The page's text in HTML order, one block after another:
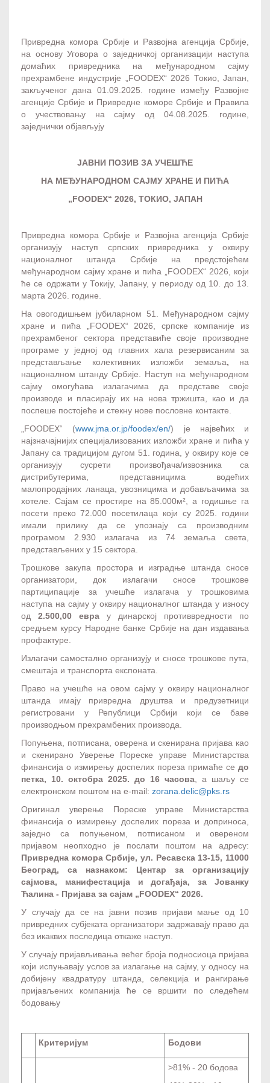
Привредна комора Србије и Развојна агенција Србије,
на основу Уговора о заједничкој организацији наступа
домаћих привредника на међународном сајму
прехрамбене индустрије „FOODEX“ 2026 Токио, Јапан,
закљученог дана 01.09.2025. године између Развојне
агенције Србије и Привредне коморе Србије и Правила
о учествовању на сајму од 04.08.2025. године,
заједнички објављују
ЈАВНИ ПОЗИВ ЗА УЧЕШЋЕ
НА МЕЂУНАРОДНОМ САЈМУ ХРАНЕ И ПИЋА
„FOODEX“ 2026, ТОКИО, ЈАПАН
Привредна комора Србије и Развојна агенција Србије
организују наступ српских привредника у оквиру
националног штанда Србије на предстојећем
међународном сајму хране и пића „FOODEX“ 2026, који
ће се одржати у Токију, Јапану, у периоду од 10. до 13.
марта 2026. године.
На овогодишњем јубиларном 51. Међународном сајму
хране и пића „FOODEX“ 2026, српске компаније из
прехрамбеног сектора представиће своје производне
програме у једној од главних хала резервисаним за
представљање колективних изложби земаља, на
националном штанду Србије. Наступ на међународном
сајму омогућава излагачима да представе своје
производе и пласирају их на нова тржишта, као и да
поспеше постојеће и стекну нове пословне контакте.
„FOODEX“ (www.jma.or.jp/foodex/en/) је највећих и
најзначајнијих специјализованих изложби хране и пића у
Јапану са традицијом дугом 51. година, у оквиру које се
организују сусрети произвођача/извозника са
дистрибутерима, представницима водећих
малопродајних ланаца, увозницима и добављачима за
хотеле. Сајам се простире на 85.000м², а годишње га
посети преко 72.000 посетилаца који су 2025. години
имали прилику да се упознају са производним
програмом 2.930 излагача из 74 земаља света,
представљених у 15 сектора.
Трошкове закупа простора и изградње штанда сносе
организатори, док излагачи сносе трошкове
партиципације за учешће излагача у трошковима
наступа на сајму у оквиру националног штанда у износу
од 2.500,00 евра у динарској противвредности по
средњем курсу Народне банке Србије на дан издавања
профактуре.
Излагачи самостално организују и сносе трошкове пута,
смештаја и транспорта експоната.
Право на учешће на овом сајму у оквиру националног
штанда имају привредна друштва и предузетници
регистровани у Републици Србији који се баве
производњом прехрамбених производа.
Попуњена, потписана, оверена и скенирана пријава као
и скенирано Уверење Пореске управе Министарства
финансија о измирењу доспелих пореза примаће се до
петка, 10. октобра 2025. до 16 часова , а шаљу се
електронском поштом на e-mail: zorana.delic@pks.rs
Оригинал уверење Пореске управе Министарства
финансија о измирењу доспелих пореза и доприноса,
заједно са попуњеном, потписаном и овереном
пријавом неопходно је послати поштом на адресу:
Привредна комора Србије, ул. Ресавска 13-15, 11000
Београд, са назнаком: Центар за организацију
сајмова, манифестација и догађаја, за Јованку
Ћалина - Пријава за сајам „FOODEX“ 2026.
У случају да се на јавни позив пријави мање од 10
привредних субјеката организатори задржавају право да
без икаквих последица откаже наступ.
У случају пријављивања већег броја подносиоца пријава
који испуњавају услов за излагање на сајму, у односу на
добијену квадратуру штанда, селекција и рангирање
пријављених компанија ће се вршити по следећем
бодовању
Критеријум Бодови
>81% - 20 бодова